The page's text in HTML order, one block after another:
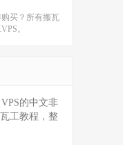
买？所有搬瓦
。
VPS的中文非
工教程，整